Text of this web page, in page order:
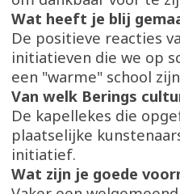
Wat heeft je blij
De positieve reacties
initiatieven die we op
een "warme" school
Van welk Berings
De kapellekes die
plaatselijke
initiatief.
Wat zijn je goede